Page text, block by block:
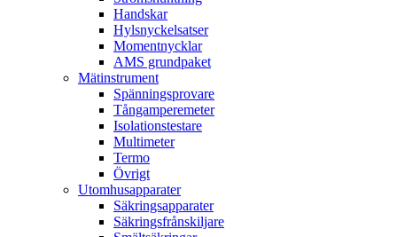
Handskar
Hylsnyckelsatser
Momentnycklar
AMS grundpaket
Mätinstrument
Spänningsprovare
Tångamperemeter
Isolationstestare
Multimeter
Termo
Övrigt
Utomhusapparater
Säkringsapparater
Säkringsfrånskiljare